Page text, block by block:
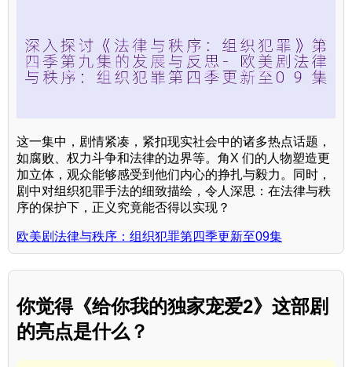
这一集中，剧情紧凑，紧扣现实社会中的诸多热点话题，
如腐败、权力斗争和法律的边界等。角X 们的人物塑造更
加立体，观众能够感受到他们内心的挣扎与毅力。同时，
剧中对组织犯罪手法的细致描绘，令人深思：在法律与秩
序的保护下，正义究竟能否得以实现？
欧美剧法律与秩序：组织犯罪第四季更新至09集
你觉得《给你我的独家宠爱2》这部剧
的亮点是什么？